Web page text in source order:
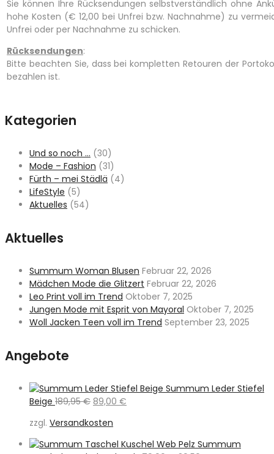
Sie können Ihre Rücksendungen selbstverständlich ohne
hohe Kosten (€ 12,00 bei Unfrei bzw. Nachnahme) zu
Unfrei oder per Nachnahme zu schicken.
Rücksendungen:
Bitte beachten Sie, dass bei kompletten Retouren der
bezahlen ist.
Kategorien
Und so noch … (30)
Mode – Fashion (31)
Fürth – mei Städlä (4)
LifeStyle (5)
Aktuelles (54)
Aktuelles
Summum Woman Blusen Februar 22, 2026
Mädchen Mode die Glitzert Februar 22, 2026
Leo Print voll im Trend Oktober 7, 2025
Jungen Mode mit Esprit von Mayoral Oktober 7, 2025
Woll Jacken Teen voll im Trend September 23, 2025
Angebote
Summum Leder Stiefel
Beige 189,95€ Ursprünglicher
war:
189,95 €
89,00 €
89,00 €.
zzgl. Versandkosten
Summum